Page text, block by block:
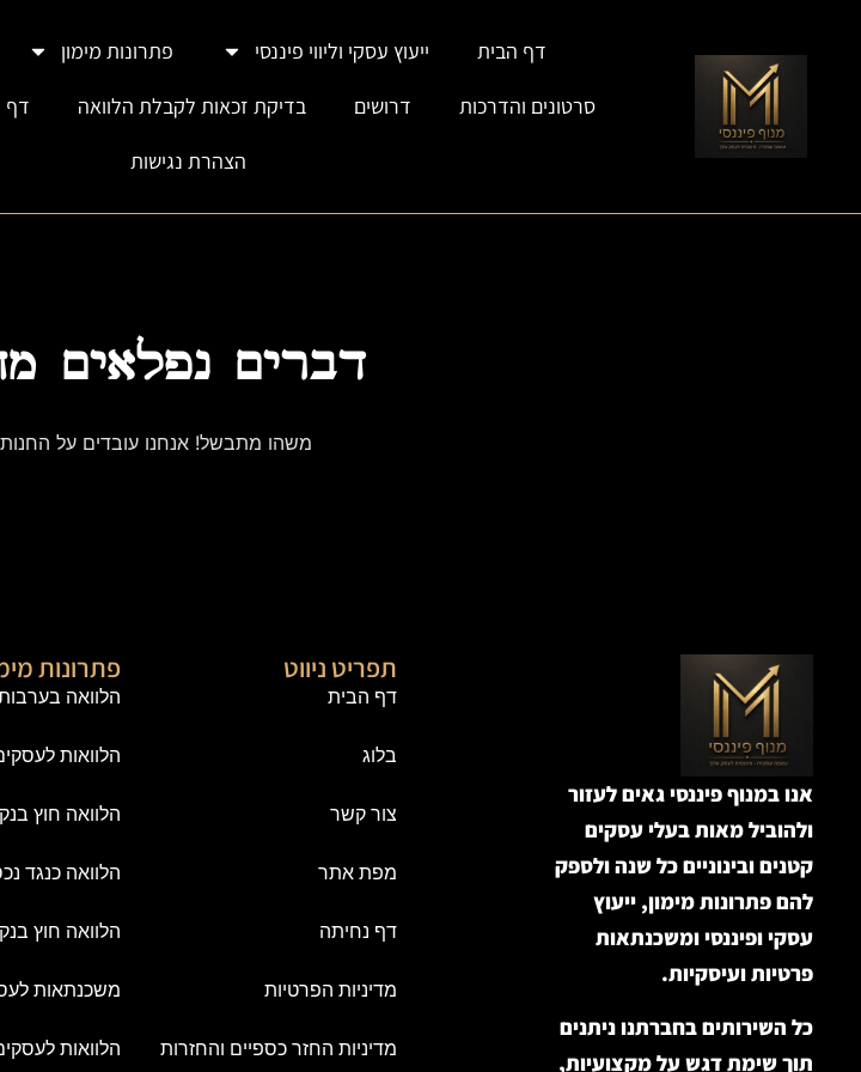
דף הבית ייעוץ עסקי וליווי פיננסי פתרונות מימון
סרטונים והדרכות
דרושים בדיקת זכאות לקבלת הלוואה דף
הצהרת נגישות
דברים נפלאים
משהו מתבשל! אנחנו עובדים על
אנו במנוף פיננסי גאים לעזור
ולהוביל מאות בעלי עסקים
קטנים ובינוניים כל שנה ולספק
להם פתרונות מימון, ייעוץ
עסקי ופיננסי ומשכנתאות
פרטיות ועיסקיות.
כל השירותים בחברתנו ניתנים
תוך שימת דגש על מקצועיות,
תפריט ניווט
דף הבית
בלוג
צור קשר
מפת אתר
דף נחיתה
מדיניות הפרטיות
מדיניות החזר כספיים והחזרות
פתרונות
הלוואה
הלוואות
הלוואה חוץ
הלוואה כנגד
הלוואה חוץ
משכנתאות
הלוואות